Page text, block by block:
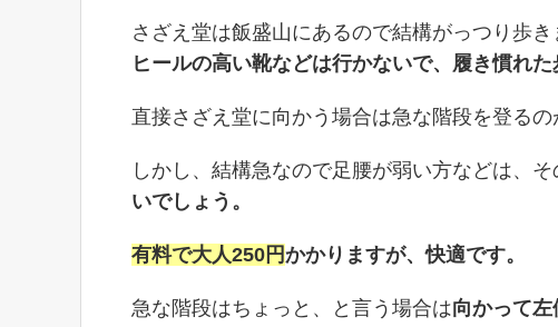
さざえ堂は飯盛山にあるので結構がっつり歩き
ヒールの高い靴などは行かないで、履き慣れた
直接さざえ堂に向かう場合は急な階段を登るの
しかし、結構急なので足腰が弱い方などは、そ
いでしょう。
有料で大人250円かかりますが、快適です。
急な階段はちょっと、と言う場合は向かって